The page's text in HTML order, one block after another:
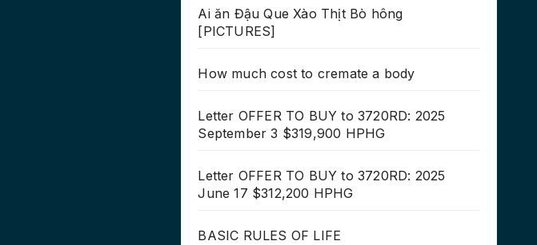
Ai ăn Đậu Que Xào Thịt Bò hông
[PICTURES]
How much cost to cremate a body
Letter OFFER TO BUY to 3720RD: 2025
September 3 $319,900 HPHG
Letter OFFER TO BUY to 3720RD: 2025
June 17 $312,200 HPHG
BASIC RULES OF LIFE